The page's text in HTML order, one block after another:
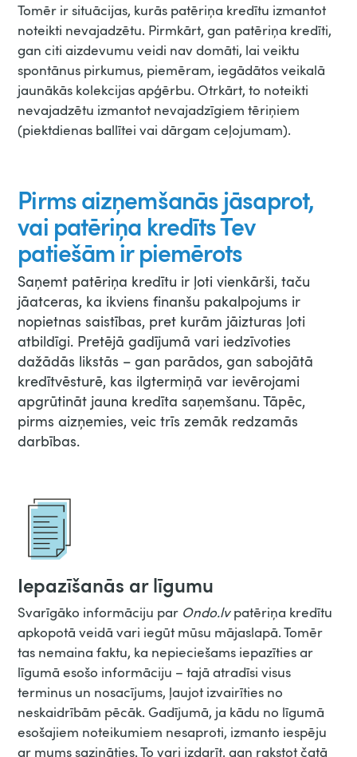
Tomēr ir situācijas, kurās patēriņa kredītu izmantot
noteikti nevajadzētu. Pirmkārt, gan patēriņa kredīti,
gan citi aizdevumu veidi nav domāti, lai veiktu
spontānus pirkumus, piemēram, iegādātos veikalā
jaunākās kolekcijas apģērbu. Otrkārt, to noteikti
nevajadzētu izmantot nevajadzīgiem tēriņiem
(piektdienas ballītei vai dārgam ceļojumam).
Pirms aizņemšanās jāsaprot,
vai patēriņa kredīts Tev
patiešām ir piemērots
Saņemt patēriņa kredītu ir ļoti vienkārši, taču
jāatceras, ka ikviens finanšu pakalpojums ir
nopietnas saistības, pret kurām jāizturas ļoti
atbildīgi. Pretējā gadījumā vari iedzīvoties
dažādās likstās – gan parādos, gan sabojātā
kredītvēsturē, kas ilgtermiņā var ievērojami
apgrūtināt jauna kredīta saņemšanu. Tāpēc,
pirms aizņemies, veic trīs zemāk redzamās
darbības.
Iepazīšanās ar līgumu
Svarīgāko informāciju par Ondo.lvpatēriņa kredītu
apkopotā veidā vari iegūt mūsu mājaslapā. Tomēr
tas nemaina faktu, ka nepieciešams iepazīties ar
līgumā esošo informāciju – tajā atradīsi visus
terminus un nosacījums, ļaujot izvairīties no
neskaidrībām pēcāk. Gadījumā, ja kādu no līgumā
esošajiem noteikumiem nesaproti, izmanto iespēju
ar mums sazināties. To vari izdarīt, gan rakstot čatā